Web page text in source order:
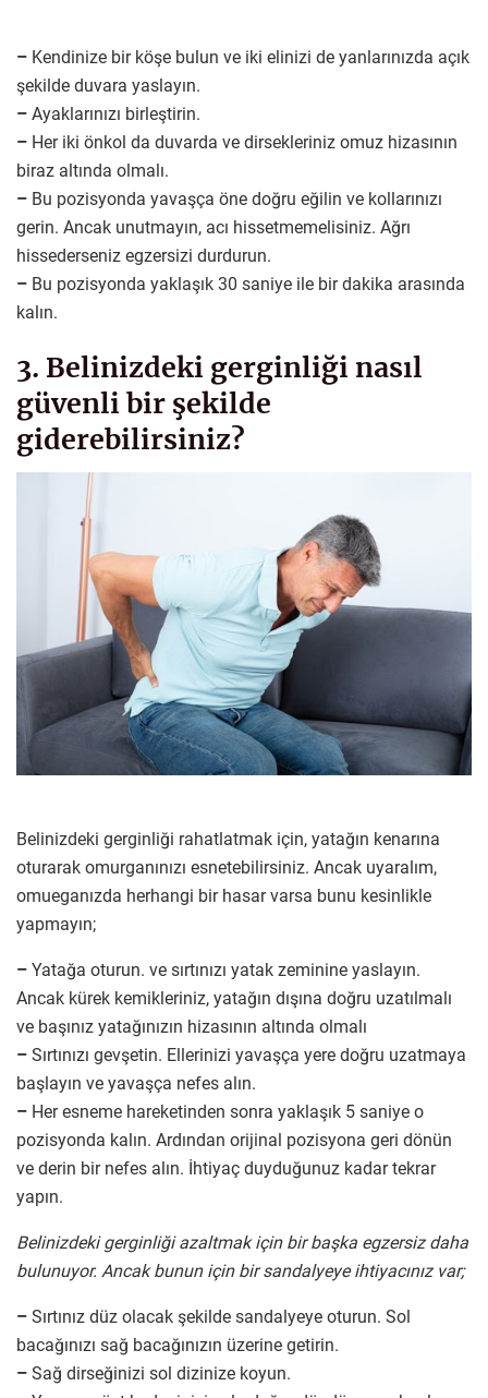
– Kendinize bir köşe bulun ve iki elinizi de yanlarınızda açık
şekilde duvara yaslayın.
– Ayaklarınızı birleştirin.
– Her iki önkol da duvarda ve dirsekleriniz omuz hizasının
biraz altında olmalı.
– Bu pozisyonda yavaşça öne doğru eğilin ve kollarınızı
gerin. Ancak unutmayın, acı hissetmemelisiniz. Ağrı
hissederseniz egzersizi durdurun.
– Bu pozisyonda yaklaşık 30 saniye ile bir dakika arasında
kalın.
3. Belinizdeki gerginliği nasıl
güvenli bir şekilde
giderebilirsiniz?
Belinizdeki gerginliği rahatlatmak için, yatağın kenarına
oturarak omurganınızı esnetebilirsiniz. Ancak uyaralım,
omueganızda herhangi bir hasar varsa bunu kesinlikle
yapmayın;
– Yatağa oturun. ve sırtınızı yatak zeminine yaslayın.
Ancak kürek kemikleriniz, yatağın dışına doğru uzatılmalı
ve başınız yatağınızın hizasının altında olmalı
– Sırtınızı gevşetin. Ellerinizi yavaşça yere doğru uzatmaya
başlayın ve yavaşça nefes alın.
– Her esneme hareketinden sonra yaklaşık 5 saniye o
pozisyonda kalın. Ardından orijinal pozisyona geri dönün
ve derin bir nefes alın. İhtiyaç duyduğunuz kadar tekrar
yapın.
Belinizdeki gerginliği azaltmak için bir başka egzersiz daha
bulunuyor. Ancak bunun için bir sandalyeye ihtiyacınız var;
– Sırtınız düz olacak şekilde sandalyeye oturun. Sol
bacağınızı sağ bacağınızın üzerine getirin.
– Sağ dirseğinizi sol dizinize koyun.